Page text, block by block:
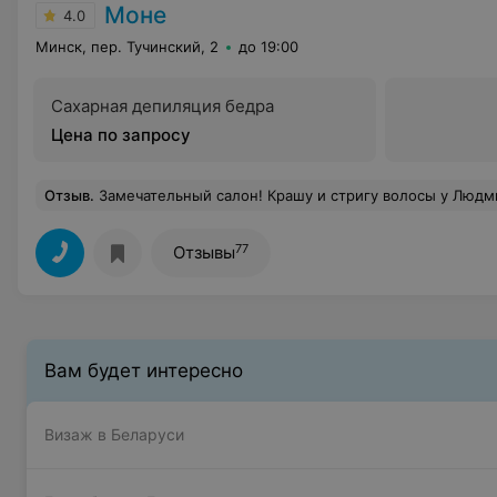
4.0 Моне
Минск, пер. Тучинский, 2 до 19:00
Сахарная депиляция бедра
Цена по запросу
Отзыв. Замечательный салон! Крашу и стригу волосы у Людмилы. Вкусный
Отзывы77
Вам будет интересно
Визаж в Беларуси